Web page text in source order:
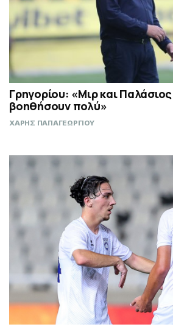
Γρηγορίου: «Μιρ και
βοηθήσουν πολύ»
ΧΑΡΗΣ ΠΑΠΑΓΕΩΡΓΙΟΥ